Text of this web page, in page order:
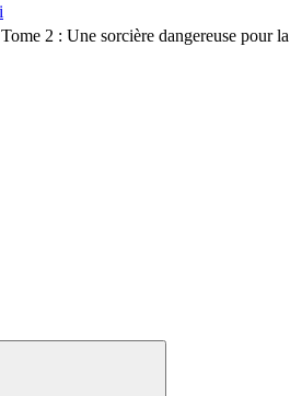
2 : Une sorcière dangereuse pour la